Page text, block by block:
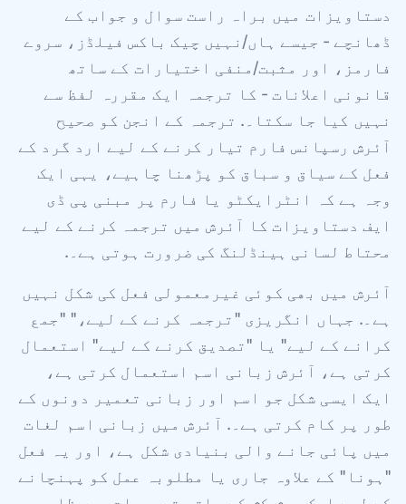
دستاویزات میں براہ راست سوال و جواب کے
ڈھانچے - جیسے ہاں/نہیں چیک باکس فیلڈز، سروے
فارمز، اور مثبت/منفی اختیارات کے ساتھ
قانونی اعلانات - کا ترجمہ ایک مقررہ لفظ سے
نہیں کیا جا سکتا۔. ترجمہ کے انجن کو صحیح
آئرش رسپانس فارم تیار کرنے کے لیے ارد گرد کے
فعل کے سیاق و سباق کو پڑھنا چاہیے، یہی ایک
وجہ ہے کہ انٹرایکٹو یا فارم پر مبنی پی ڈی
ایف دستاویزات کا آئرش میں ترجمہ کرنے کے لیے
محتاط لسانی ہینڈلنگ کی ضرورت ہوتی ہے۔.
آئرش میں بھی کوئی غیرمعمولی فعل کی شکل نہیں
ہے۔. جہاں انگریزی "ترجمہ کرنے کے لیے،" "جمع
کرانے کے لیے" یا "تصدیق کرنے کے لیے" استعمال
کرتی ہے، آئرش زبانی اسم استعمال کرتی ہے،
ایک ایسی شکل جو اسم اور زبانی تعمیر دونوں کے
طور پر کام کرتی ہے۔. آئرش میں زبانی اسم لغات
میں پائی جانے والی بنیادی شکل ہے، اور یہ فعل
"ہونا" کے علاوہ جاری یا مطلوبہ عمل کو پہنچانے